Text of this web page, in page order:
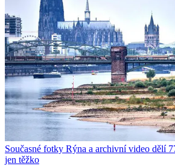
Současné fotky Rýna a archivní video dělí
jen těžko